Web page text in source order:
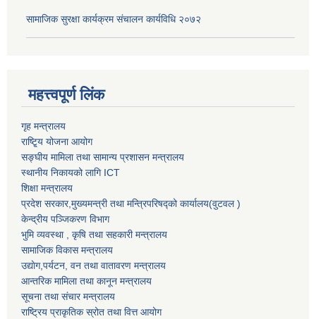
सामाजिक सुरक्षा कार्यक्रम संचालन कार्यविधि २०७२
महत्त्वपूर्ण लिंक
गृह मन्त्रालय
राष्टि्ृय योजना आयोग
सङ्घीय मामिला तथा सामान्य प्रशासन मन्त्रालय
स्थानीय निकायको लागि ICT
शिक्षा मन्त्रालय
प्रदेश सरकार,मुख्यमन्त्री तथा मन्त्रिपरिषद्को कार्यालय(वुटवल )
केन्द्रीय पञ्जिकरण विभाग
भुमि व्यवस्था , कृषि तथा सहकारी मन्त्रालय
सामाजिक विकास मन्त्रालय
उद्याेग,पर्यटन, वन तथा वातावरण मन्त्रालय
आन्तरिक मामिला तथा कानून मन्त्रालय
सूचना तथा संचार मन्त्रालय
राष्ट्रिय प्राकृतिक स्रोत तथा वित्त आयोग